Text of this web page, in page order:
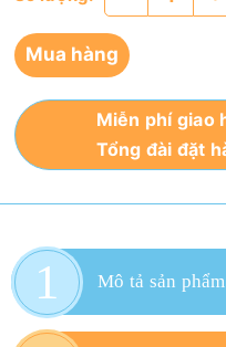
Mua hàng
Miễn phí giao
Tổng đài đặt
Mô tả sản phẩm